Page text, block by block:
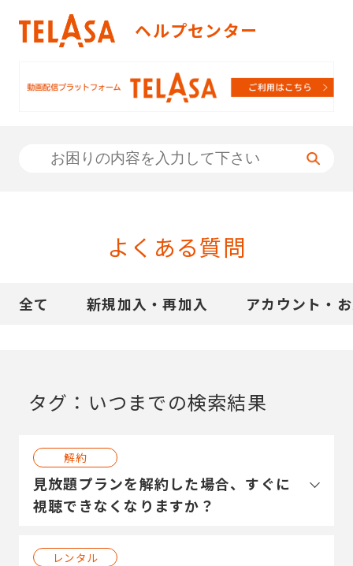
TELASA（テラサ）ヘルプセンタ
ヘルプセンター
よくある質問
全て 新規加入・再加入 アカウント・
タグ：いつまでの検索結果
解約
見放題プランを解約した場合、すぐに
視聴できなくなりますか？
レンタル